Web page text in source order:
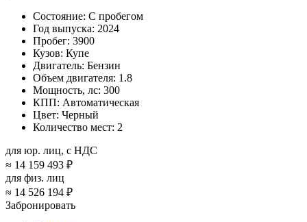
Состояние: С пробегом
Год выпуска: 2024
Пробег: 3900
Кузов: Купе
Двигатель: Бензин
Объем двигателя: 1.8
Мощность, лс: 300
КПП: Автоматическая
Цвет: Черный
Количество мест: 2
для юр. лиц, с НДС
≈ 14 159 493 ₽
для физ. лиц
≈ 14 526 194 ₽
Забронировать